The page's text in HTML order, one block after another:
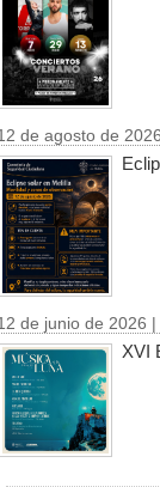
de agosto de 2026
de junio de 2026
XVI